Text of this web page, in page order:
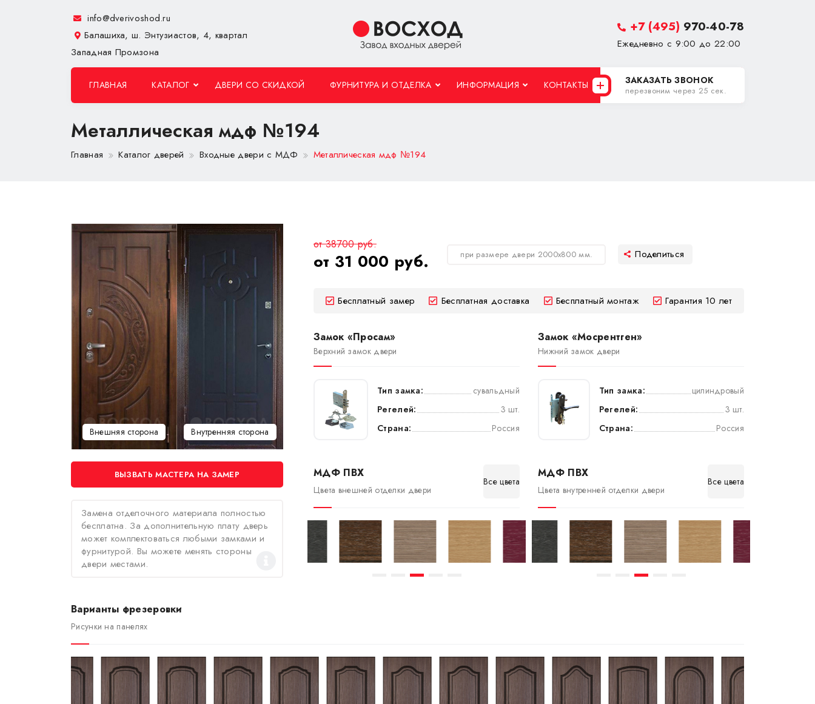
info@dverivoshod.ru
Балашиха, ш. Энтузиастов, 4, квартал
Западная Промзона
+7 (495) 970-40-78
Ежедневно с 9:00 до 22:00
ГЛАВНАЯ КАТАЛОГ ДВЕРИ СО СКИДКОЙ ФУРНИТУРА И ОТДЕЛКА ИНФОРМАЦИЯ КОНТАКТЫ ЗАКАЗАТЬ ЗВОНОК
перезвоним через 25 сек.
Металлическая мдф №194
Главная Каталог дверей Входные двери с МДФ Металлическая мдф №194
Внешняя сторона Внутренняя сторона
ВЫЗВАТЬ МАСТЕРА НА ЗАМЕР
Замена отделочного материала полностью
бесплатна. За дополнительную плату дверь
может комплектоваться любыми замками и
фурнитурой. Вы можете менять стороны
двери местами.
от 38700 руб.
от 31 000 руб. при размере двери 2000х800 мм.
Бесплатный замер Бесплатная доставка Бесплатный монтаж Гарантия 10 лет
Замок «Просам»
Верхний замок двери
Тип замка:
сувальдный
Регелей:
3 шт.
Страна:
Россия
Замок «Мосрентген»
Нижний замок двери
Тип замка:
цилиндровый
Регелей:
3 шт.
Страна:
Россия
МДФ ПВХ
Цвета внешней отделки двери
Все цвета
МДФ ПВХ
Цвета внутренней отделки двери
Все цвета
Варианты фрезеровки
Рисунки на панелях